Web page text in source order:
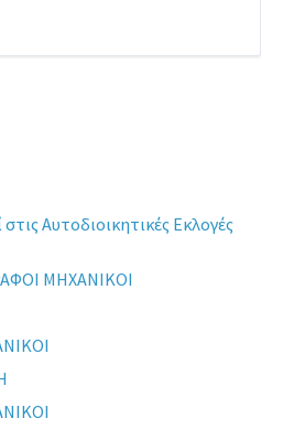
Αυτοδιοικητικές Εκλογές
ΜΗΧΑΝΙΚΟΙ